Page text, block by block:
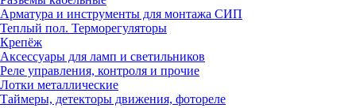
Арматура и инструменты для монтажа СИП
Теплый пол. Терморегуляторы
Крепёж
Аксессуары для ламп и светильников
Реле управления, контроля и прочие
Лотки металлические
Таймеры, детекторы движения, фотореле